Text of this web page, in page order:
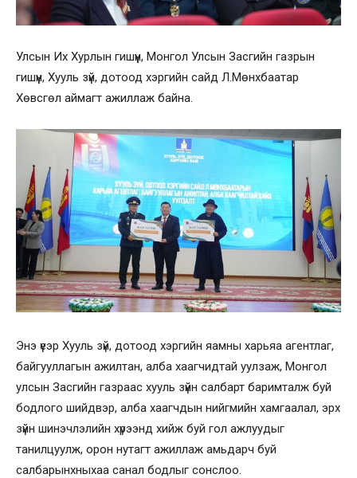
Улсын Их Хурлын гишүүн, Монгол Улсын Засгийн газрын
гишүүн, Хууль зүй, дотоод хэргийн сайд Л.Мөнхбаатар
Хөвсгөл аймагт ажиллаж байна.
Энэ үеэр Хууль зүй, дотоод хэргийн яамны харьяа агентлаг,
байгууллагын ажилтан, алба хаагчидтай уулзаж, Монгол
улсын Засгийн газраас хууль зүйн салбарт баримталж буй
бодлого шийдвэр, алба хаагчдын нийгмийн хамгаалал, эрх
зүйн шинэчлэлийн хүрээнд хийж буй гол ажлуудыг
танилцуулж, орон нутагт ажиллаж амьдарч буй
салбарынхныхаа санал бодлыг сонслоо.